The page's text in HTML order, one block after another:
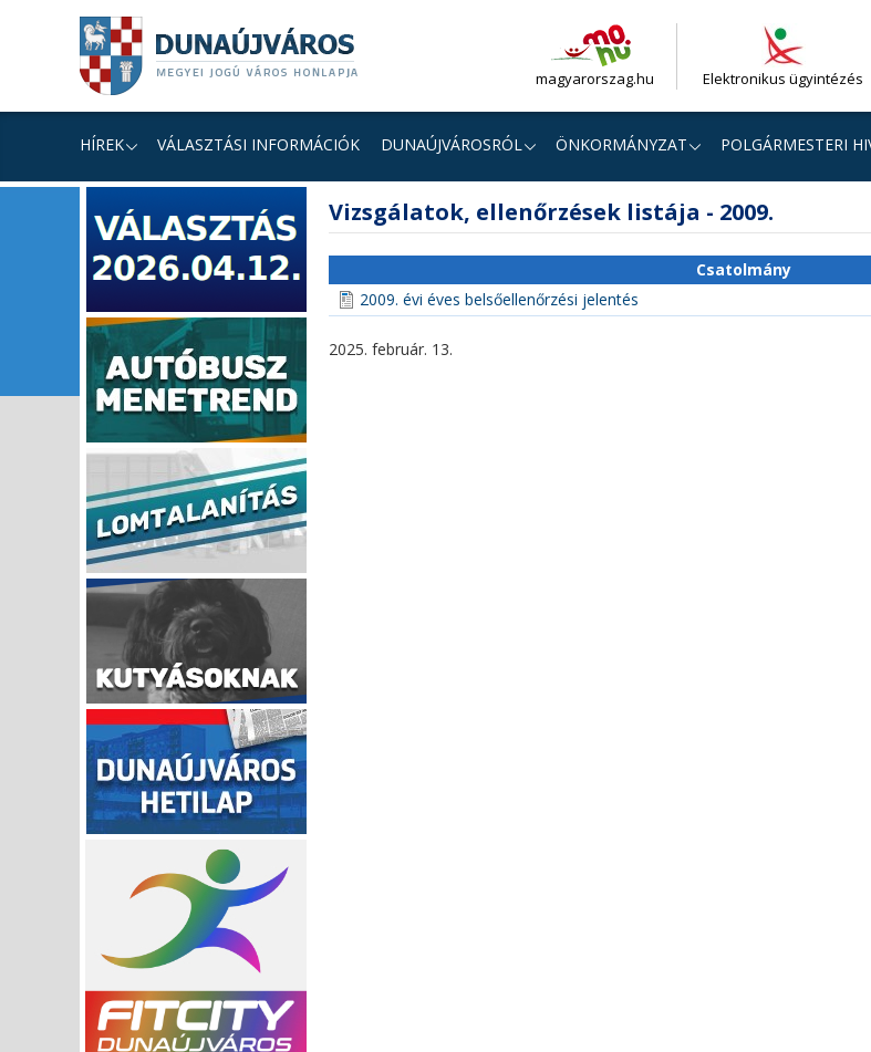
tartalomhoz
navigációhoz
kereséshez
magyarorszag.hu Elektronikus ügyintézés
HÍREK VÁLASZTÁSI INFORMÁCIÓK DUNAÚJVÁROSRÓL ÖNKORMÁNYZAT POLGÁRMESTERI
tartalom
Vizsgálatok, ellenőrzések listája - 2009.
Csatolmány
2009. évi éves belsőellenőrzési jelentés
2025. február. 13.